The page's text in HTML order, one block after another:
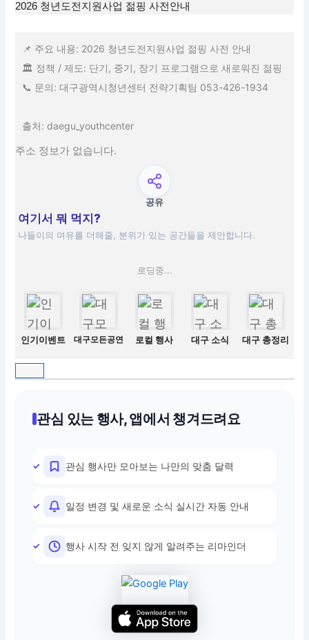
2026 청년도전지원사업 젊핑 사전안내
📌 주요 내용: 2026 청년도전지원사업 젊핑 사전 안내
🏛 정책 / 제도: 단기, 중기, 장기 프로그램으로 새로워진 젊핑
📞 문의: 대구광역시청년센터 전략기획팀 053-426-1934
출처: daegu_youthcenter
주소 정보가 없습니다.
공유
여기서 뭐 먹지?
나들이의 여유를 더해줄, 분위기 있는 공간들을 제안합니다.
로딩중...
인기이벤트 대구모든공연 로컬 행사 대구 소식 대구 총정리
관심 있는 행사, 앱에서 챙겨드려요
관심 행사만 모아보는 나만의 맞춤 달력
일정 변경 및 새로운 소식 실시간 자동 안내
행사 시작 전 잊지 않게 알려주는 리마인더